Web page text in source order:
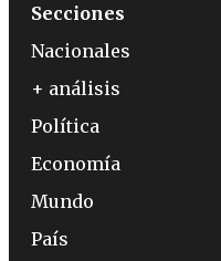
Secciones
Nacionales
+ análisis
Política
Economía
Mundo
País